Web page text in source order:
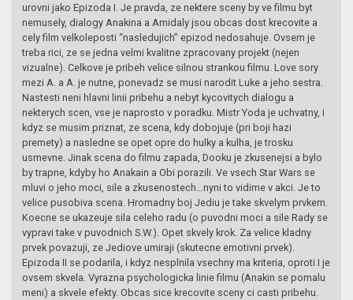
urovni jako Epizoda I. Je pravda, ze nektere sceny by ve filmu byt
nemusely, dialogy Anakina a Amidaly jsou obcas dost krecovite a
cely film velkoleposti “nasledujich” epizod nedosahuje. Ovsem je
treba rici, ze se jedna velmi kvalitne zpracovany projekt (nejen
vizualne). Celkove je pribeh velice silnou strankou filmu. Love sory
mezi A. a A. je nutne, ponevadz se musi narodit Luke a jeho sestra.
Nastesti neni hlavni linii pribehu a nebyt kycovitych dialogu a
nekterych scen, vse je naprosto v poradku. Mistr Yoda je uchvatny, i
kdyz se musim priznat, ze scena, kdy dobojuje (pri boji hazi
premety) a nasledne se opet opre do hulky a kulha, je trosku
usmevne. Jinak scena do filmu zapada, Dooku je zkusenejsi a bylo
by trapne, kdyby ho Anakain a Obi porazili. Ve vsech Star Wars se
mluvi o jeho moci, sile a zkusenostech…nyni to vidime v akci. Je to
velice pusobiva scena. Hromadny boj Jediu je take skvelym prvkem.
Koecne se ukazeuje sila celeho radu (o puvodni moci a sile Rady se
vypravi take v puvodnich S.W.). Opet skvely krok. Za velice kladny
prvek povazuji, ze Jediove umiraji (skutecne emotivni prvek).
Epizoda II se podarila, i kdyz nesplnila vsechny ma kriteria, oproti I je
ovsem skvela. Vyrazna psychologicka linie filmu (Anakin se pomalu
meni) a skvele efekty. Obcas sice krecovite sceny ci casti pribehu.